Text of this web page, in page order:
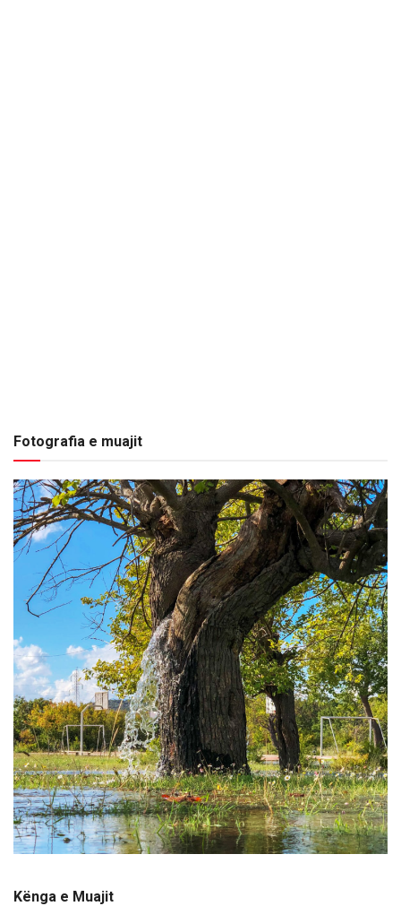
Fotografia e muajit
Kënga e Muajit